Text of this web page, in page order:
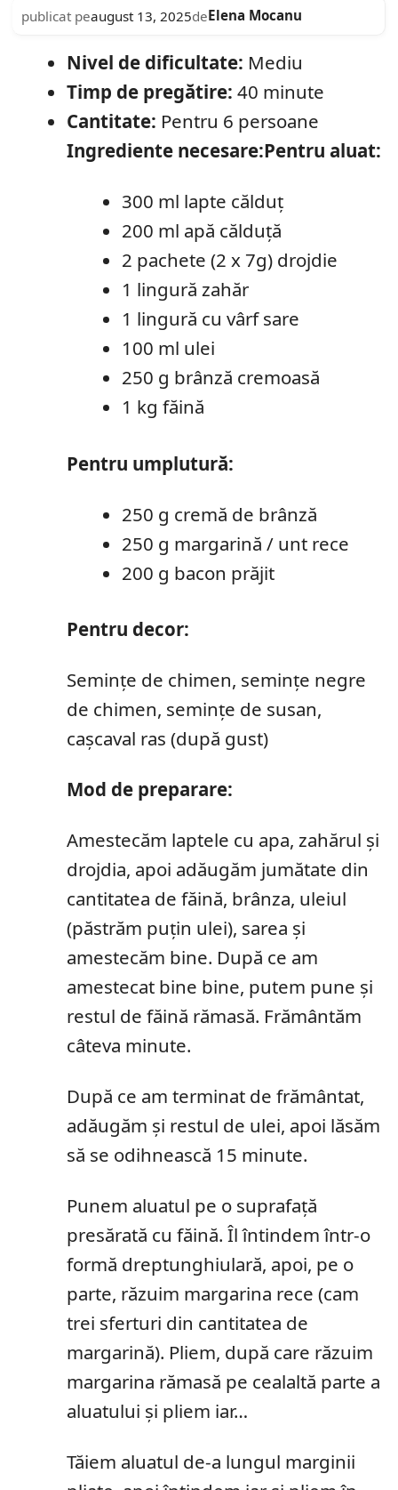
publicat peaugust 13, 2025deElena Mocanu
Nivel de dificultate: Mediu
Timp de pregătire: 40 minute
Cantitate: Pentru 6 persoane
Ingrediente necesare:Pentru aluat:
300 ml lapte călduț
200 ml apă călduță
2 pachete (2 x 7g) drojdie
1 lingură zahăr
1 lingură cu vârf sare
100 ml ulei
250 g brânză cremoasă
1 kg făină
Pentru umplutură:
250 g cremă de brânză
250 g margarină / unt rece
200 g bacon prăjit
Pentru decor:
Semințe de chimen, semințe negre
de chimen, semințe de susan,
cașcaval ras (după gust)
Mod de preparare:
Amestecăm laptele cu apa, zahărul și
drojdia, apoi adăugăm jumătate din
cantitatea de făină, brânza, uleiul
(păstrăm puțin ulei), sarea și
amestecăm bine. După ce am
amestecat bine bine, putem pune și
restul de făină rămasă. Frământăm
câteva minute.
După ce am terminat de frământat,
adăugăm și restul de ulei, apoi lăsăm
să se odihnească 15 minute.
Punem aluatul pe o suprafață
presărată cu făină. Îl întindem într-o
formă dreptunghiulară, apoi, pe o
parte, răzuim margarina rece (cam
trei sferturi din cantitatea de
margarină). Pliem, după care răzuim
margarina rămasă pe cealaltă parte a
aluatului și pliem iar…
Tăiem aluatul de-a lungul marginii